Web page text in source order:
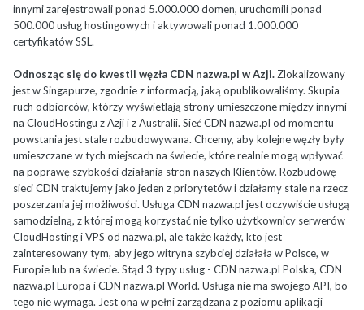
innymi zarejestrowali ponad 5.000.000 domen, uruchomili ponad
500.000 usług hostingowych i aktywowali ponad 1.000.000
certyfikatów SSL.
Odnosząc się do kwestii węzła CDN nazwa.pl w Azji. Zlokalizowany
jest w Singapurze, zgodnie z informacją, jaką opublikowaliśmy. Skupia
ruch odbiorców, którzy wyświetlają strony umieszczone między innymi
na CloudHostingu z Azji i z Australii. Sieć CDN nazwa.pl od momentu
powstania jest stale rozbudowywana. Chcemy, aby kolejne węzły były
umieszczane w tych miejscach na świecie, które realnie mogą wpływać
na poprawę szybkości działania stron naszych Klientów. Rozbudowę
sieci CDN traktujemy jako jeden z priorytetów i działamy stale na rzecz
poszerzania jej możliwości. Usługa CDN nazwa.pl jest oczywiście usługą
samodzielną, z której mogą korzystać nie tylko użytkownicy serwerów
CloudHosting i VPS od nazwa.pl, ale także każdy, kto jest
zainteresowany tym, aby jego witryna szybciej działała w Polsce, w
Europie lub na świecie. Stąd 3 typy usług - CDN nazwa.pl Polska, CDN
nazwa.pl Europa i CDN nazwa.pl World. Usługa nie ma swojego API, bo
tego nie wymaga. Jest ona w pełni zarządzana z poziomu aplikacji